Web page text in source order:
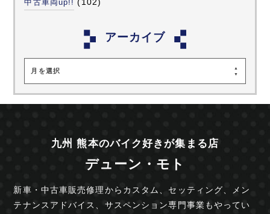
中古車両up!!
アーカイブ
月を選択
九州 熊本のバイク好きが集まる店
デューン・モト
新車・中古車販売修理からカスタム、セッティング、
メン
テナンスアドバイス、サスペンション専門事業もやってい